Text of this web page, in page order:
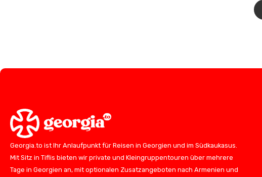
Georgia.to ist Ihr Anlaufpunkt für Reisen in Georgien und im Südkaukasus.
Mit Sitz in Tiflis bieten wir private und Kleingruppentouren über mehrere
Tage in Georgien an, mit optionalen Zusatzangeboten nach Armenien und